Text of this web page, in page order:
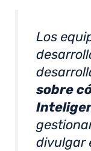
Los
sobre
divulgar